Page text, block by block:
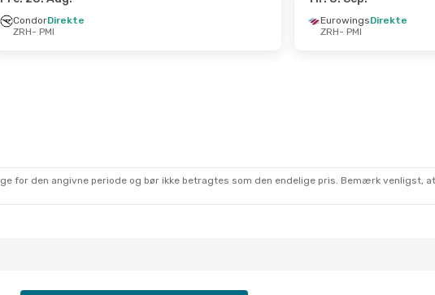
18. Okt.
1 Mellemlanding
CondorDirekte
ZRH- PMI
EurowingsDirekte
ZRH- PMI
for den angivne periode og bør ikke betragtes som den endelige pris. Bemærk venligst,